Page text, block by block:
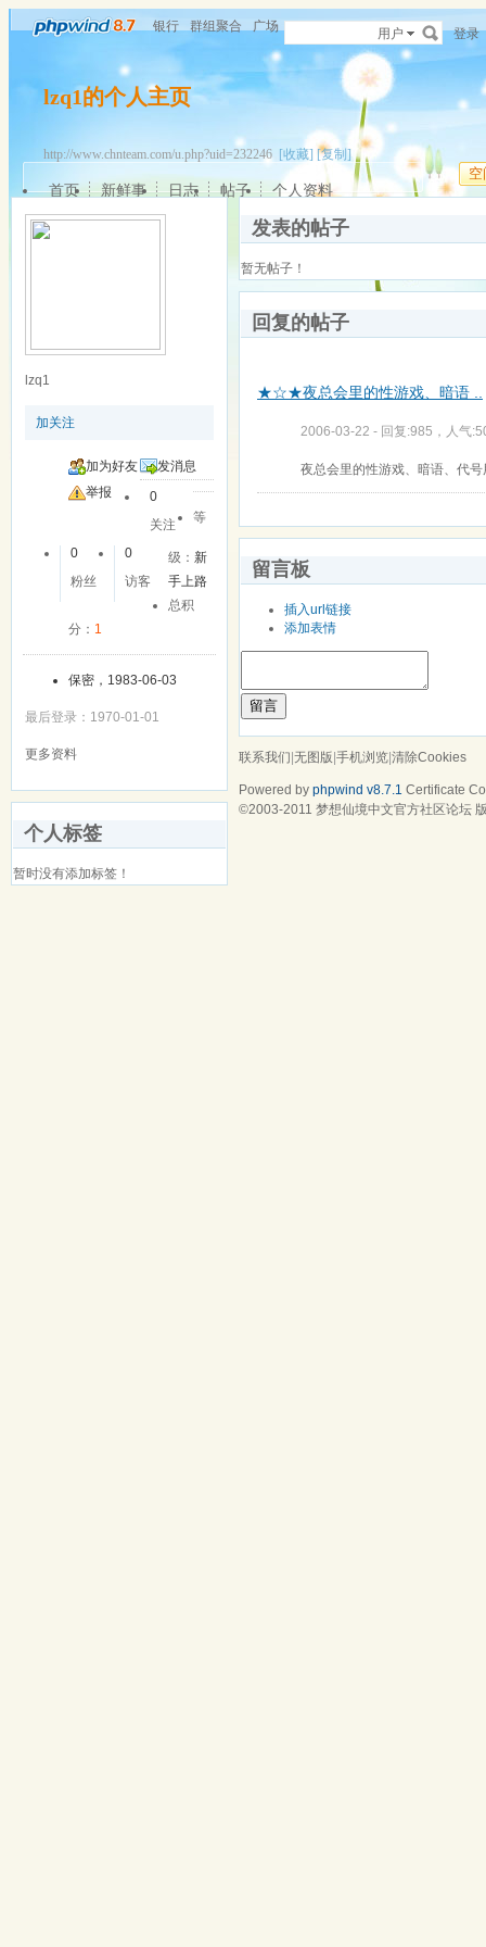
银行 群组聚合 广场 用户 登录
lzq1的个人主页
http://www.chnteam.com/u.php?uid=232246 [收藏] [复制]
空
首页 新鲜事 日志 帖子 个人资料
lzq1
加关注
加为好友
发消息
举报
0
关注
0
粉丝
0
访客
等
级：新
手上路
总积
分： 1
保密，1983-06-03
最后登录：1970-01-01
更多资料
个人标签
暂时没有添加标签！
发表的帖子
暂无帖子！
回复的帖子
★☆★夜总会里的性游戏、暗语 ..
2006-03-22 - 回复:985，人气
夜总会里的性游戏、暗语、代号
留言板
插入url链接
添加表情
留言
联系我们|无图版|手机浏览|清除Cookies
Powered by phpwind v8.7.1 Certificate
©2003-2011 梦想仙境中文官方社区论坛